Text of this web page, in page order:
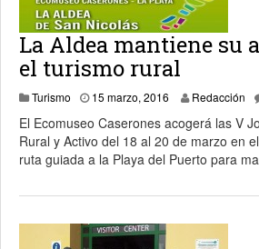
La Aldea mantiene su
el turismo rural
Turismo 15 marzo, 2016 15 marzo, 2016
Redacción
El Ecomuseo Caserones acogerá las V
Rural y Activo del 18 al 20 de marzo en
ruta guiada a la Playa del Puerto para